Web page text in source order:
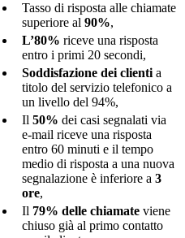
Tasso di risposta alle chiamate
superiore al 90%,
L’80% riceve una risposta
entro i primi 20 secondi,
Soddisfazione dei clienti a
titolo del servizio telefonico a
un livello del 94%,
Il 50% dei casi segnalati via
e-mail riceve una risposta
entro 60 minuti e il tempo
medio di risposta a una nuova
segnalazione è inferiore a 3
ore,
Il 79% delle chiamate viene
chiuso già al primo contatto